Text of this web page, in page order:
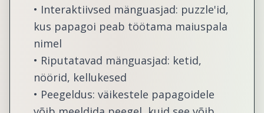
• Interaktiivsed mänguasjad: puzzle'id,
kus papagoi peab töötama maiuspala
nimel
• Riputatavad mänguasjad: ketid,
nöörid, kellukesed
• Peegeldus: väikestele papagoidele